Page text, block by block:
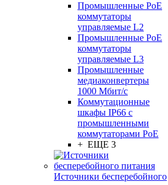
Промышленные PoE
коммутаторы
управляемые L2
Промышленные PoE
коммутаторы
управляемые L3
Промышленные
медиаконвертеры
1000 Мбит/с
Коммутационные
шкафы IP66 c
промышленными
коммутаторами PoE
+ ЕЩЕ 3
Источники бесперебойного